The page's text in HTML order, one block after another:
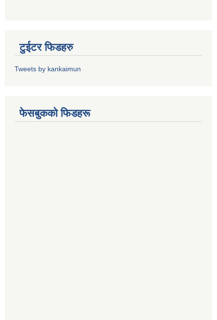
टुईटर फिडहरु
Tweets by kankaimun
फेसबुकको फिडहरू